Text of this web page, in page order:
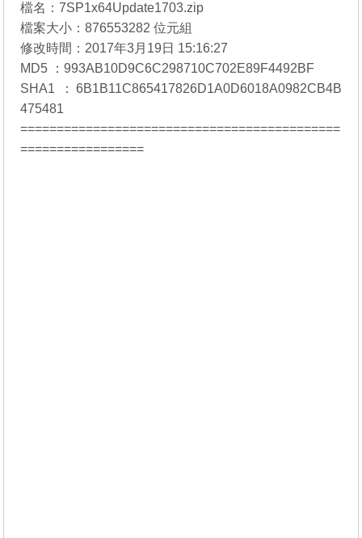
檔名：7SP1x64Update1703.zip
檔案大小：876553282 位元組
修改時間：2017年3月19日 15:16:27
MD5 ：993AB10D9C6C298710C702E89F4492BF
SHA1 ：6B1B11C865417826D1A0D6018A0982CB4B
475481
============================================
=================